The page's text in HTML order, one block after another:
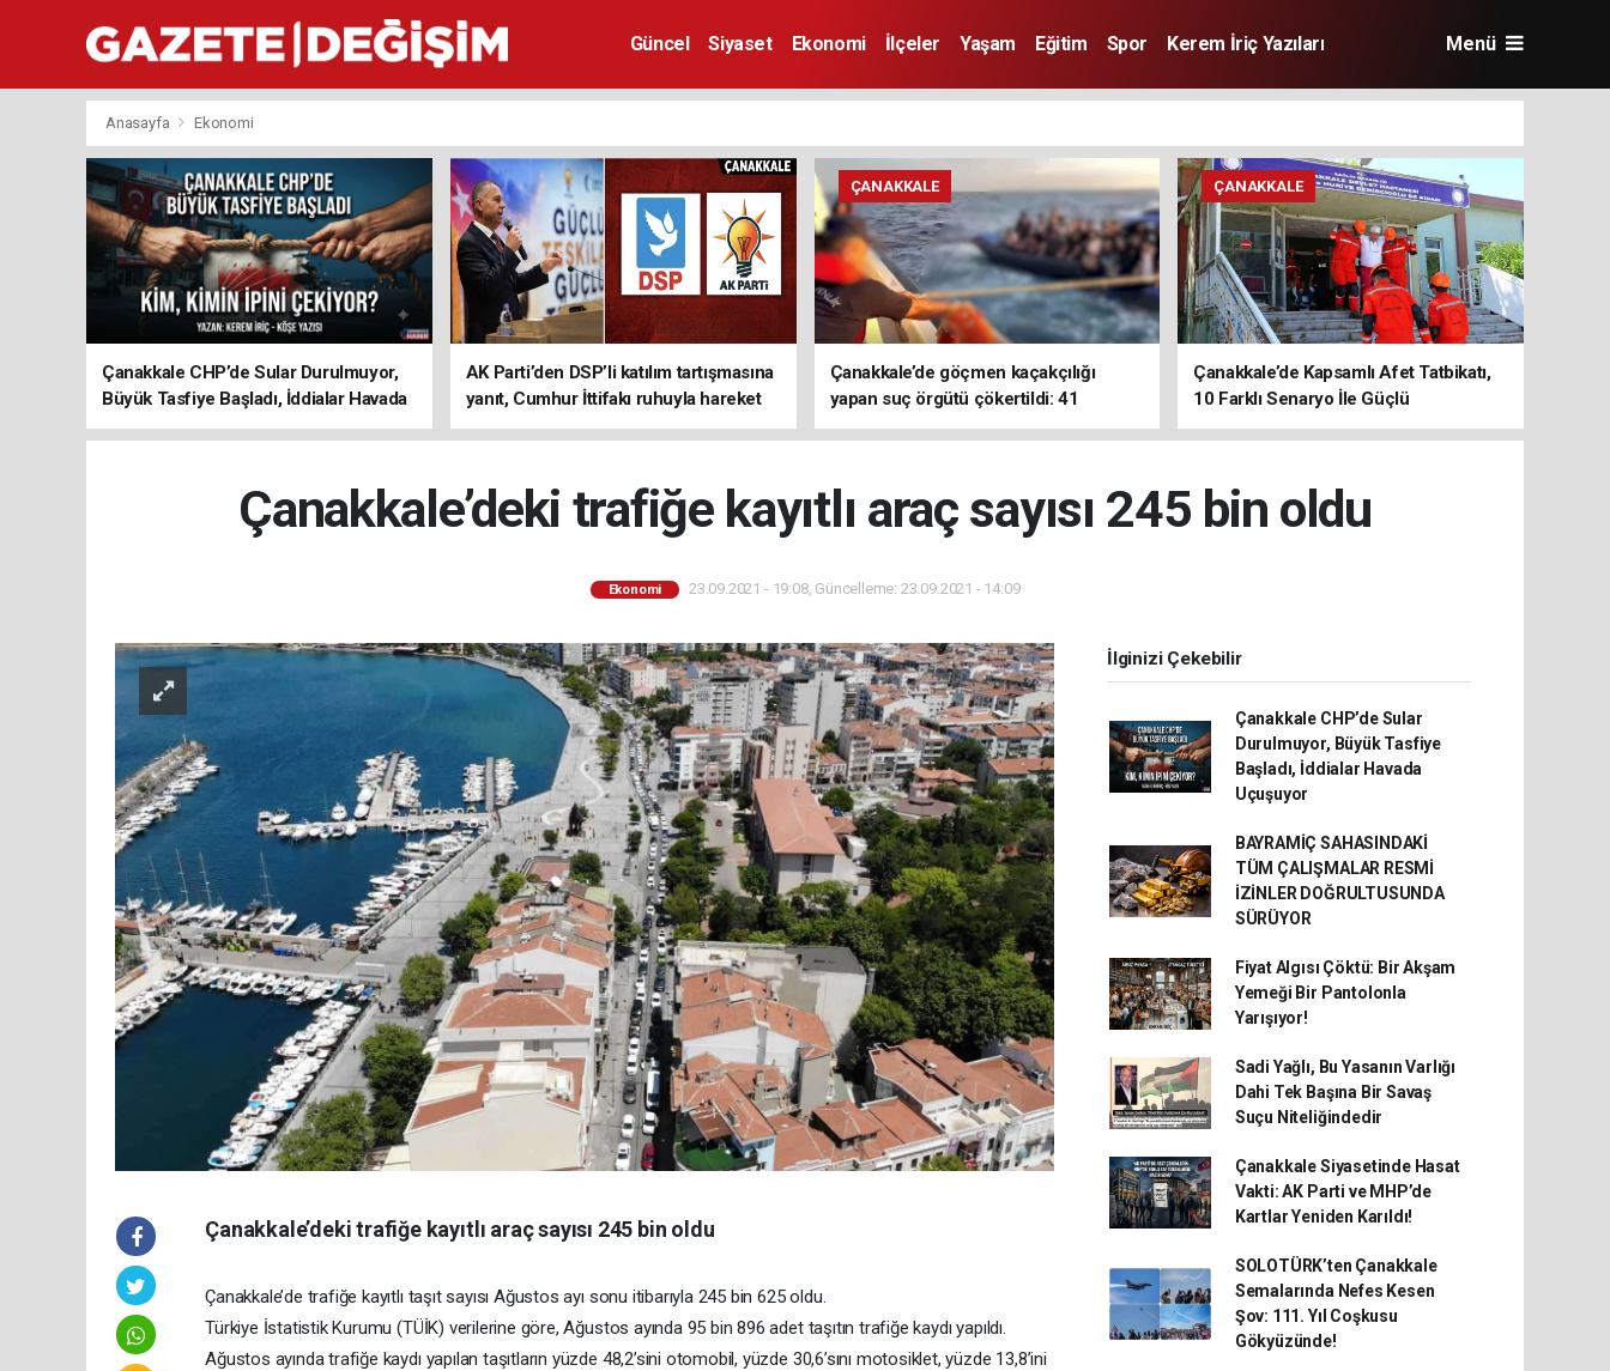
Güncel Siyaset Ekonomi İlçeler Yaşam Eğitim Spor Kerem İriç Yazıları Menü
Anasayfa Ekonomi
Çanakkale CHP’de Sular Durulmuyor,
Büyük Tasfiye Başladı, İddialar Havada
Uçuşuyor
AK Parti’den DSP’li katılım tartışmasına
yanıt, Cumhur İttifakı ruhuyla hareket
ediyoruz
ÇANAKKALE
Çanakkale’de göçmen kaçakçılığı
yapan suç örgütü çökertildi: 41
tutuklama
ÇANAKKALE
Çanakkale’de Kapsamlı Afet Tatbikatı,
10 Farklı Senaryo İle Güçlü
Koordinasyon
Çanakkale’deki trafiğe kayıtlı araç sayısı 245 bin oldu
Ekonomi 23.09.2021 - 19:08, Güncelleme: 23.09.2021 - 14:09
Çanakkale’deki trafiğe kayıtlı araç sayısı 245 bin oldu
Çanakkale’de trafiğe kayıtlı taşıt sayısı Ağustos ayı sonu itibarıyla 245 bin 625 oldu.
Türkiye İstatistik Kurumu (TÜİK) verilerine göre, Ağustos ayında 95 bin 896 adet taşıtın trafiğe kaydı yapıldı.
Ağustos ayında trafiğe kaydı yapılan taşıtların yüzde 48,2’sini otomobil, yüzde 30,6’sını motosiklet, yüzde 13,8’ini
İlginizi Çekebilir
Çanakkale CHP’de Sular
Durulmuyor, Büyük Tasfiye
Başladı, İddialar Havada
Uçuşuyor
BAYRAMİÇ SAHASINDAKİ
TÜM ÇALIŞMALAR RESMİ
İZİNLER DOĞRULTUSUNDA
SÜRÜYOR
Fiyat Algısı Çöktü: Bir Akşam
Yemeği Bir Pantolonla
Yarışıyor!
Sadi Yağlı, Bu Yasanın Varlığı
Dahi Tek Başına Bir Savaş
Suçu Niteliğindedir
Çanakkale Siyasetinde Hasat
Vakti: AK Parti ve MHP’de
Kartlar Yeniden Karıldı!
SOLOTÜRK’ten Çanakkale
Semalarında Nefes Kesen
Şov: 111. Yıl Coşkusu
Gökyüzünde!